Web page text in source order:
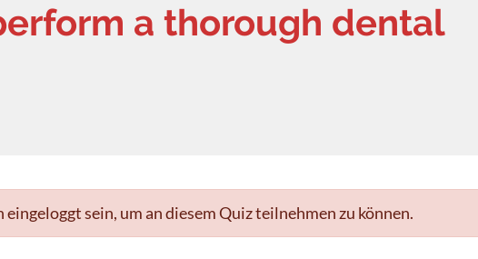
a thorough dental
eingeloggt sein, um an diesem Quiz teilnehmen zu können.